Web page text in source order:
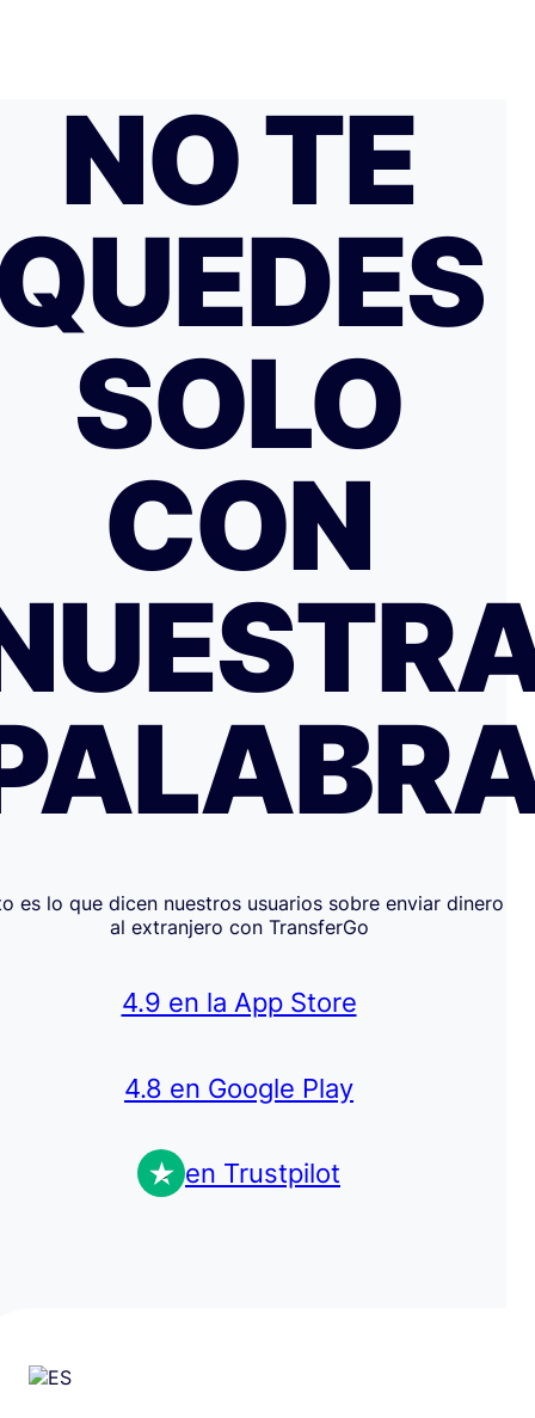
NO TE
SOLO
CON
es lo que dicen nuestros usuarios sobre enviar dinero
al extranjero con TransferGo
4.9 en la App Store
4.8 en Google Play
en Trustpilot